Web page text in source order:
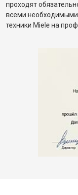
проходят
всеми
техники Miele на